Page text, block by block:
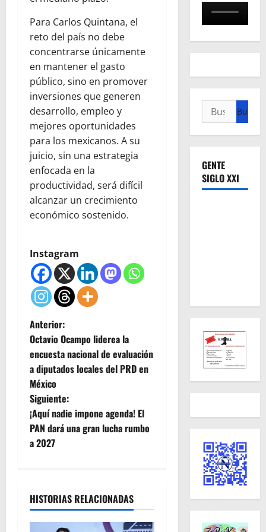
Para Carlos Quintana, el
reto del país no debe
concentrarse únicamente
en mantener el gasto
público, sino en promover
inversiones que generen
desarrollo, empleo y
mejores oportunidades
para los mexicanos. A su
juicio, sin una estrategia
enfocada en la
productividad, será difícil
alcanzar un crecimiento
económico sostenido.
Instagram
N
a
v
e
g
a
i
Anterior:
Octavio Ocampo liderea la
encuesta nacional de evaluación
a diputados locales del PRD en
México
Siguiente:
¡Aquí nadie impone agenda! El
PAN dará una gran lucha rumbo
a 2027
HISTORIAS RELACIONADAS
Buscar:
GENTE
SIGLO XXI